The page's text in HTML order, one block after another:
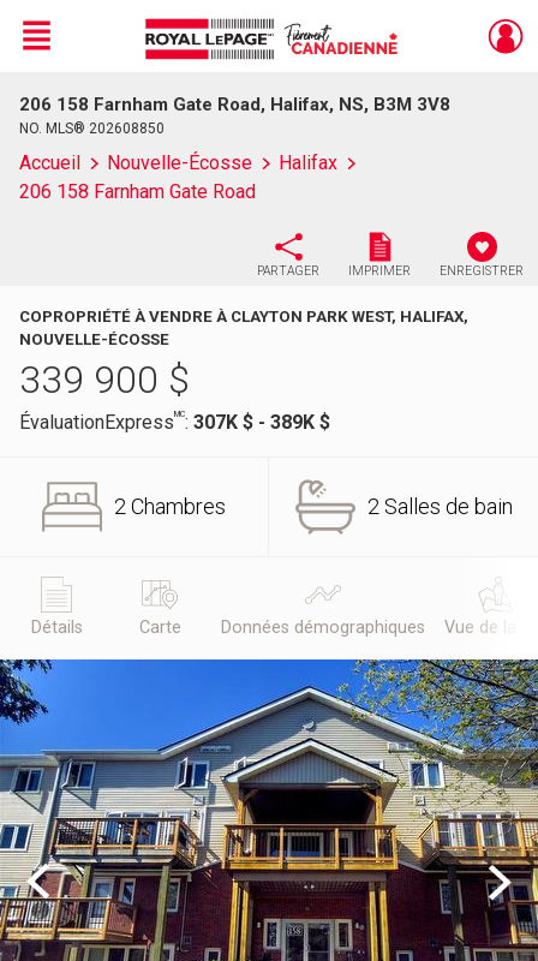
Live
En Direct
Menu
206 158 Farnham Gate Road, Halifax, NS, B3M 3V8
NO. MLS® 202608850
Accueil Nouvelle-Écosse
Halifax
206 158 Farnham Gate Road
PARTAGER IMPRIMER ENREGISTRER
COPROPRIÉTÉ À VENDRE À CLAYTON PARK WEST, HALIFAX,
NOUVELLE-ÉCOSSE
339 900 $
ÉvaluationExpressMC: 307K $ - 389K $
2 Chambres 2 Salles de bain
Détails Carte Données démographiques Vue de la
Previous Next